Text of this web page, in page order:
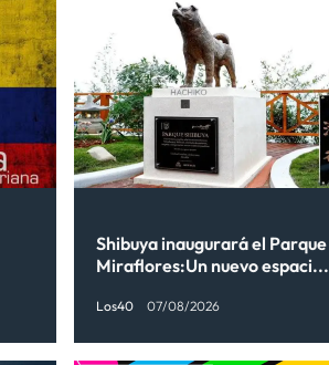
Shibuya inaugurará el Parque
Miraflores:Un nuevo espaci...
Los40 07/08/2026